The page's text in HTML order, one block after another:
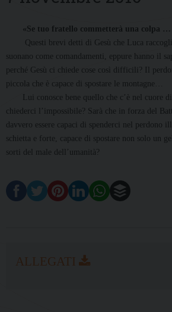
«Se tuo fratello commetterà una colpa
Questi brevi detti di Gesù che Luca
suonano come comandamenti, eppure hanno il
perché Gesù ci chiede cose così difficili? Il
piccola che è capace di spostare le montagne…
Lui conosce bene quello che c’è nel cuore
chiederci l’impossibile? Sarà che in forza del
davvero essere capaci di spenderci nel perdono
schietta e forte, capace di spostare non solo un
sorti del male dell’umanità?